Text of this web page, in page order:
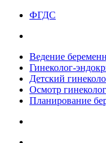
ФГДС
Ведение
Гинеколог-
Детский
Осмотр
Планирование